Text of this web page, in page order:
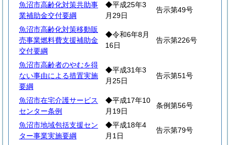
魚沼市高齢化対策共助事
業補助金交付要綱
◆平成25年3
月29日
告示第49号
魚沼市高齢化対策移動販
売事業燃料費支援補助金
交付要綱
◆令和6年8月
16日
告示第226号
魚沼市高齢者のやむを得
ない事由による措置実施
要綱
◆平成31年3
月25日
告示第51号
魚沼市在宅介護サービス
センター条例
◆平成17年10
月19日
条例第56号
魚沼市地域包括支援セン
ター事業実施要綱
◆平成18年4
月1日
告示第79号